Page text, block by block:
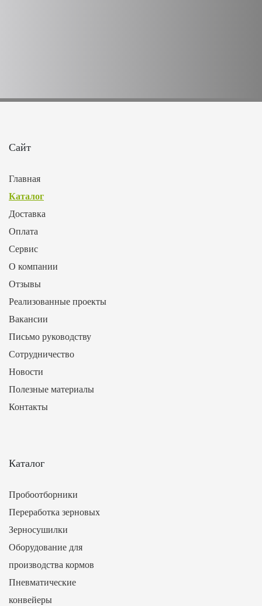
Сайт
Главная
Каталог
Доставка
Оплата
Сервис
О компании
Отзывы
Реализованные проекты
Вакансии
Письмо руководству
Сотрудничество
Новости
Полезные материалы
Контакты
Каталог
Пробоотборники
Переработка зерновых
Зерносушилки
Оборудование для
производства кормов
Пневматические
конвейеры